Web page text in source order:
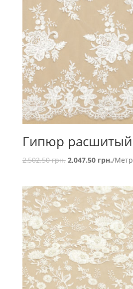
Гипюр расшитый
2,502.50грн. 2,047.50 грн./Метр